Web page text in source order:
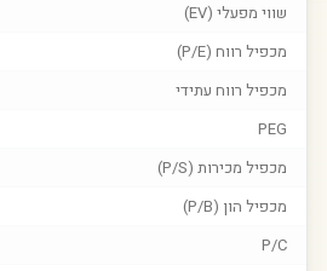
שווי מפעלי (EV)
מכפיל רווח (P/E)
מכפיל רווח עתידי
PEG
מכפיל מכירות (P/S)
מכפיל הון (P/B)
P/C